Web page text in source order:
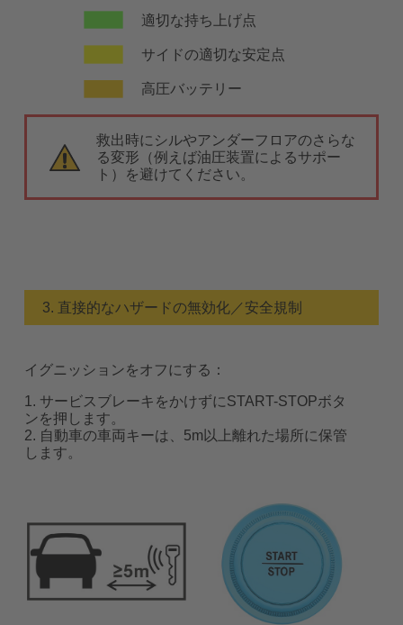
適切な持ち上げ点
サイドの適切な安定点
高圧バッテリー
救出時にシルやアンダーフロアのさらな
る変形（例えば油圧装置によるサポー
ト）を避けてください。
3. 直接的なハザードの無効化／安全規制
イグニッションをオフにする：
1. サービスブレーキをかけずにSTART-STOPボタ
ンを押します。
2. 自動車の車両キーは、5m以上離れた場所に保管
します。